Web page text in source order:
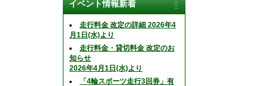
イベント情報新着
走行料金 改定の詳細 2026年4
月1日(水)より
走行料金・貸切料金 改定のお
知らせ
2026年4月1日(水)より
「4輪スポーツ走行3回券」有